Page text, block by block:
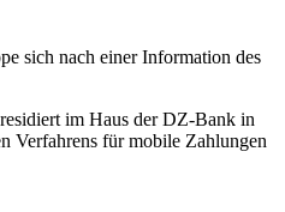
sich nach einer Information des
im Haus der DZ-Bank in
Verfahrens für mobile Zahlungen